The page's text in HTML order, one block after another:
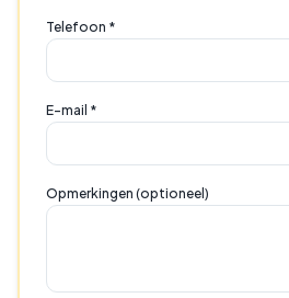
Telefoon *
E-mail *
Opmerkingen (optioneel)